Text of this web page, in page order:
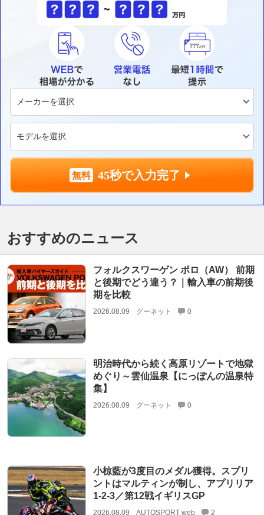
45秒で入力完了
おすすめのニュース
フォルクスワーゲン ポロ（AW） 前期
と後期でどう違う？｜輸入車の前期後
期を比較
2026.08.09 グーネット 0
明治時代から続く高原リゾートで地獄
めぐり～雲仙温泉【にっぽんの温泉特
集】
2026.08.09 グーネット 0
小椋藍が3度目のメダル獲得。スプリ
ントはマルティンが制し、アプリリア
1-2-3／第12戦イギリスGP
2026.08.09 AUTOSPORT web 2